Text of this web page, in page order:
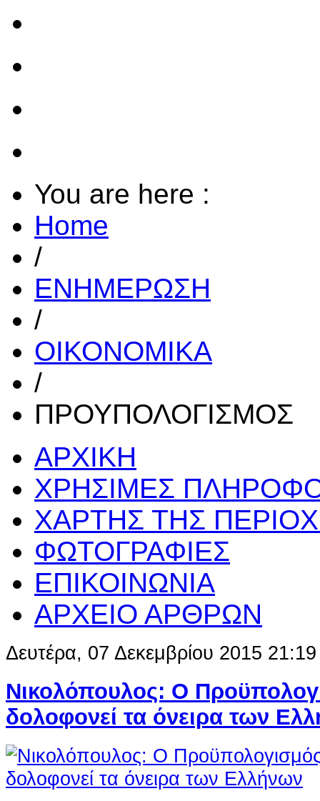
You are here :
Home
/
ΕΝΗΜΕΡΩΣΗ
/
ΟΙΚΟΝΟΜΙΚΑ
/
ΠΡΟΥΠΟΛΟΓΙΣΜΟΣ
ΑΡΧΙΚΗ
ΧΡΗΣΙΜΕΣ
ΧΑΡΤΗΣ ΤΗΣ
ΦΩΤΟΓΡΑΦΙΕΣ
ΕΠΙΚΟΙΝΩΝΙΑ
ΑΡΧΕΙΟ ΑΡΘΡΩΝ
Δευτέρα, 07 Δεκεμβρίου 2015 21:19
Νικολόπουλος: Ο
δολοφονεί τα όνειρα των